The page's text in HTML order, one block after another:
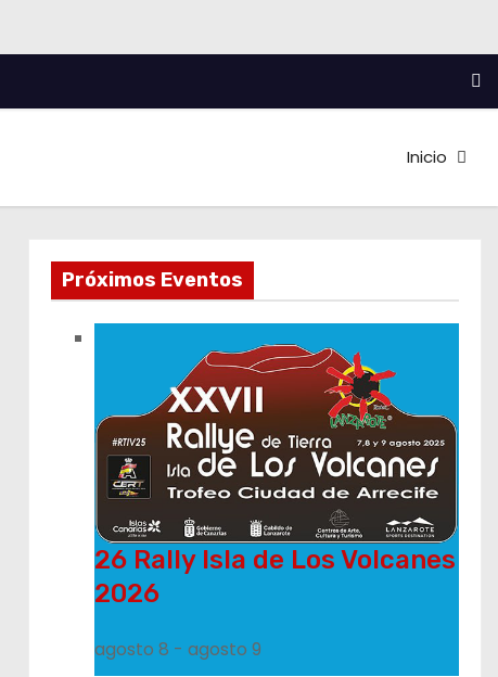
Inicio
Próximos Eventos
26 Rally Isla de Los Volcanes
2026
agosto 8 - agosto 9